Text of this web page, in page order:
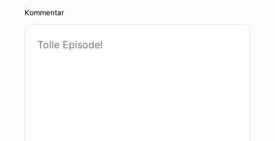
Kommentar